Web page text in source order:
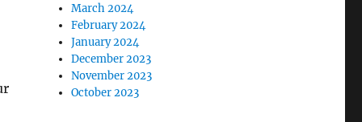
March 2024
February 2024
January 2024
December 2023
November 2023
October 2023